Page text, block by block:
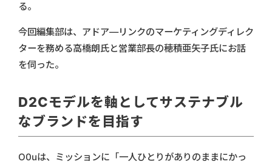
る。
今回編集部は、アドア―リンクのマーケティングディレク
ターを務める高橋朗氏と営業部長の穂積亜矢子氏にお話
を伺った。
D2Cモデルを軸としてサステナブル
なブランドを目指す
O0uは、ミッションに「一人ひとりがありのままにかっ